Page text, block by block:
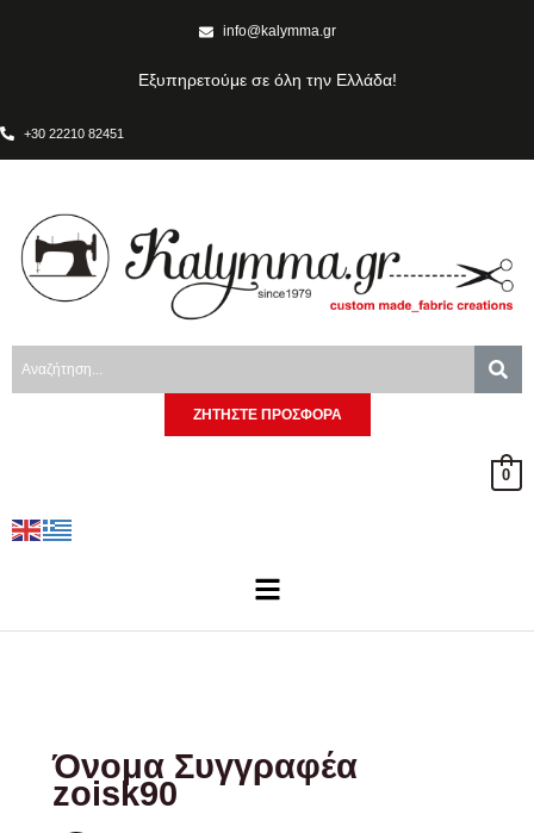
info@kalymma.gr
Εξυπηρετούμε σε όλη την Ελλάδα!
+30 22210 82451
ΖΗΤΗΣΤΕ ΠΡΟΣΦΟΡΑ
0
Μενού
Όνομα Συγγραφέα
zoisk90